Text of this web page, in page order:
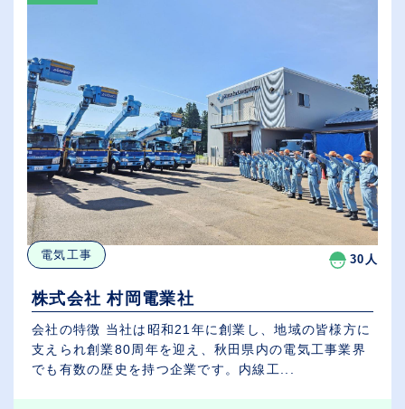
電気工事 30人
株式会社 村岡電業社
会社の特徴 当社は昭和21年に創業し、地域の皆様方に
支えられ創業80周年を迎え、秋田県内の電気工事業界
でも有数の歴史を持つ企業です。内線工...